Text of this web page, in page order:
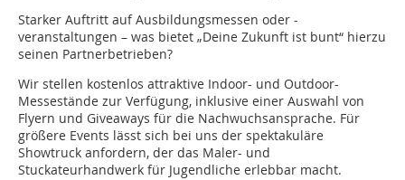
Starker Auftritt auf Ausbildungsmessen oder -
veranstaltungen – was bietet „Deine Zukunft ist bunt“ hierzu
seinen Partnerbetrieben?
Wir stellen kostenlos attraktive Indoor- und Outdoor-
Messestände zur Verfügung, inklusive einer Auswahl von
Flyern und Giveaways für die Nachwuchsansprache. Für
größere Events lässt sich bei uns der spektakuläre
Showtruck anfordern, der das Maler- und
Stuckateurhandwerk für Jugendliche erlebbar macht.